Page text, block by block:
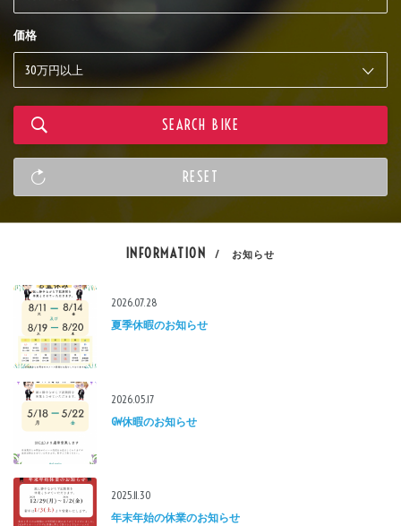
価格
INFORMATION / お知らせ
2026.07.28
夏季休暇のお知らせ
2026.05.17
GW休暇のお知らせ
2025.11.30
年末年始の休業のお知らせ